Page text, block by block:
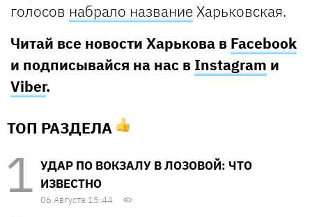
голосов набрало названиеХарьковская.
Читай все новости Харькова в Facebook
и подписывайся на нас в Instagram и
Viber.
ТОП РАЗДЕЛА
УДАР ПО ВОКЗАЛУ В ЛОЗОВОЙ: ЧТО
ИЗВЕСТНО
06 Августа 15:44